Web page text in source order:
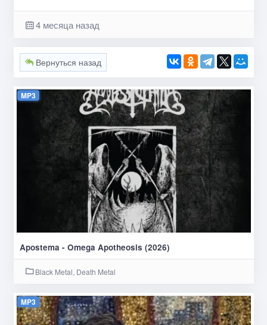
4 месяца назад
Вернуться назад
MP3
Apostema - Omega Apotheosis (2026)
Black Metal, Death Metal
MP3